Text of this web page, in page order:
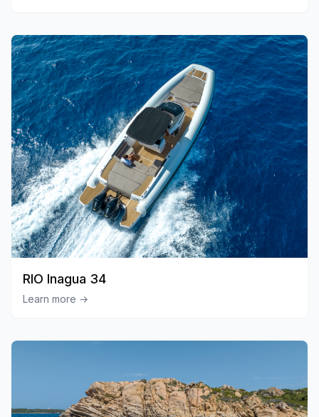
RIO Inagua 34
Learn more →